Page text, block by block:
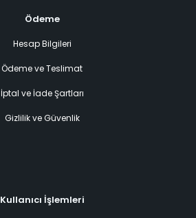
Ödeme
Hesap Bilgileri
Ödeme ve Teslimat
İptal ve İade Şartları
Gizlilik ve Güvenlik
Kullanıcı İşlemleri